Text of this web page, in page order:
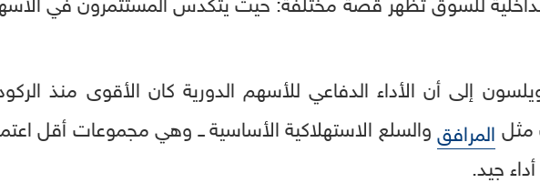
إلى أن الأداء الدفاعي للأسهم الدورية كان الأقوى منذ
مثل المرافقوالسلع الاستهلاكية الأساسية ــ وهي مجموعات أقل
جيد.